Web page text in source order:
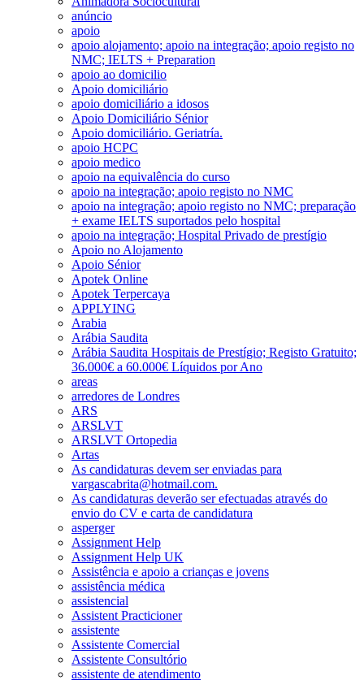
anúncio
apoio
apoio alojamento; apoio na integração; apoio registo no
NMC; IELTS + Preparation
apoio ao domicilio
Apoio domiciliário
apoio domiciliário a idosos
Apoio Domiciliário Sénior
Apoio domiciliário. Geriatría.
apoio HCPC
apoio medico
apoio na equivalência do curso
apoio na integração; apoio registo no NMC
apoio na integração; apoio registo no NMC; preparação
+ exame IELTS suportados pelo hospital
apoio na integração; Hospital Privado de prestígio
Apoio no Alojamento
Apoio Sénior
Apotek Online
Apotek Terpercaya
APPLYING
Arabia
Arábia Saudita
Arábia Saudita Hospitais de Prestígio; Registo Gratuito;
36.000€ a 60.000€ Líquidos por Ano
areas
arredores de Londres
ARS
ARSLVT
ARSLVT Ortopedia
Artas
As candidaturas devem ser enviadas para
vargascabrita@hotmail.com.
As candidaturas deverão ser efectuadas através do
envio do CV e carta de candidatura
asperger
Assignment Help
Assignment Help UK
Assistência e apoio a crianças e jovens
assistência médica
assistencial
Assistent Practicioner
assistente
Assistente Comercial
Assistente Consultório
assistente de atendimento